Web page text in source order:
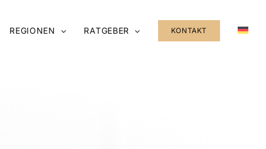
REGIONEN RATGEBER KONTAKT